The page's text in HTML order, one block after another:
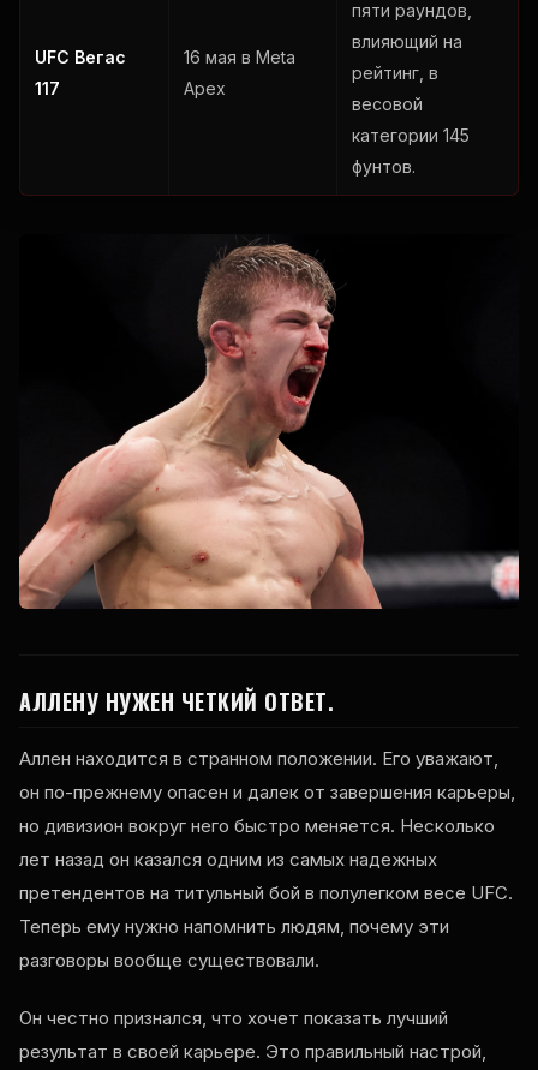
UFC Вегас
117
16 мая в Meta
Apex
пяти раундов,
влияющий на
рейтинг, в
весовой
категории 145
фунтов.
АЛЛЕНУ НУЖЕН ЧЕТКИЙ ОТВЕТ.
Аллен находится в странном положении. Его уважают,
он по-прежнему опасен и далек от завершения карьеры,
но дивизион вокруг него быстро меняется. Несколько
лет назад он казался одним из самых надежных
претендентов на титульный бой в полулегком весе UFC.
Теперь ему нужно напомнить людям, почему эти
разговоры вообще существовали.
Он честно признался, что хочет показать лучший
результат в своей карьере. Это правильный настрой,